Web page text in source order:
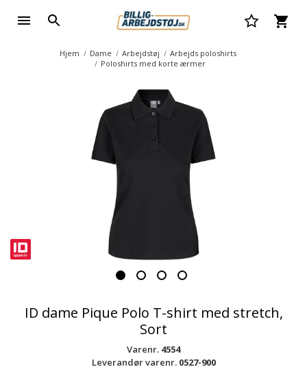
Hjem Dame Arbejdstøj
Arbejds poloshirts
Poloshirts med korte ærmer
ID dame Pique Polo T-shirt med stretch,
Sort
Varenr. 4554
Leverandør varenr. 0527-900